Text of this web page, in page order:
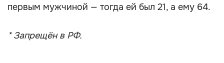
первым мужчиной — тогда ей был 21, а ему 64.
* Запрещён в РФ.